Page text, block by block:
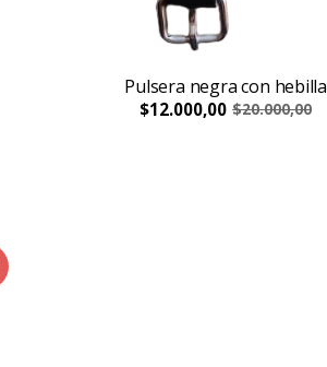
Pulsera negra con hebilla
$12.000,00 $20.000,00